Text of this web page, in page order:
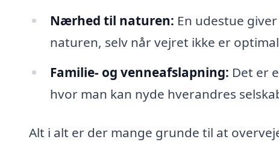
Nærhed til naturen: En udestue
naturen, selv når vejret ikke er
Familie- og venneafslapning: Det er
hvor man kan nyde hverandres
Alt i alt er der mange grunde til at